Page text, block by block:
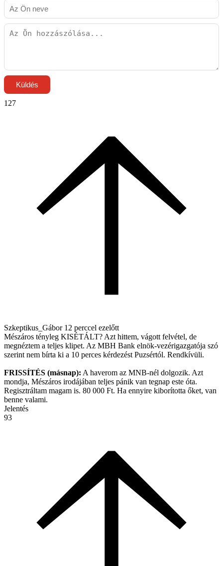
Küldés
127
Szkeptikus_Gábor 12 perccel ezelőtt
Mészáros tényleg KISÉTÁLT? Azt hittem, vágott felvétel, de
megnéztem a teljes klipet. Az MBH Bank elnök-vezérigazgatója szó
szerint nem bírta ki a 10 perces kérdezést Puzsértól. Rendkívüli.
FRISSÍTÉS (másnap): A haverom az MNB-nél dolgozik. Azt
mondja, Mészáros irodájában teljes pánik van tegnap este óta.
Regisztráltam magam is. 80 000 Ft. Ha ennyire kiborította őket, van
benne valami.
Jelentés
93